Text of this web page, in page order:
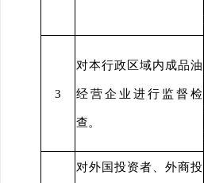
3
对本行政区域内成品油
经营企业进行监督检
查。
对外国投资者、外商投